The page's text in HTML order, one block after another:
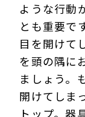
ような行動
とも重要で
目を開けて
を頭の隅に
ましょう。
開けてしま
トップ。器